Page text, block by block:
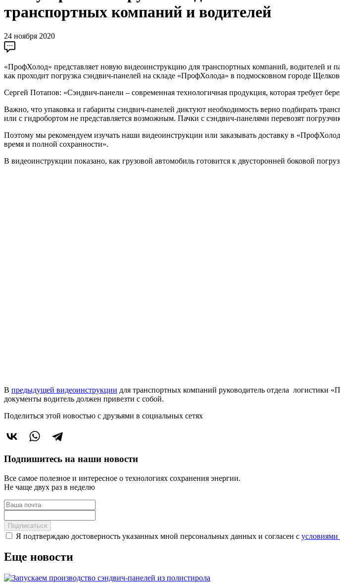
транспортных компаний и водителей
24 ноября 2020
«ПрофХолод» представляет новую видеоинструкцию для транспортных компаний, водителей и
как проходит погрузка сэндвич-панелей на складе «ПрофХолода» в подмосковном городе
Сергей Потапов: «Сэндвич-панели – современная технологичная продукция, которая требует
Важно, что упаковка и габариты сэндвич-панелей диктуют необходимость верно подбирать
или с гидробортом не представляется возможным. Пачки с сэндвич-панелями перевозят
Поэтому мы рекомендуем изучать наши видеоинструкции или заказывать доставку в
время и полной сохранности».
В видеоинструкции показано, как грузовой автомобиль готовится к двусторонней боковой
В предыдущей видеоинструкции для транспортных компаний руководитель отдела логистики
документы водитель должен привезти с собой.
Поделиться этой новостью с друзьями в социальных сетях
Подпишитесь на наши новости
Все самое полезное и интересное о технологиях сохранения энергии.
Не чаще двух раз в неделю
Подписаться
Я подтверждаю достоверность указанных мной персональных данных и согласен с условиями
Еще новости